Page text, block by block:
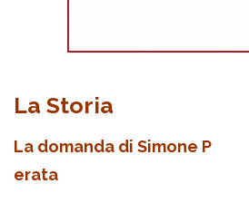
La Storia
La domanda di Simone P
erata